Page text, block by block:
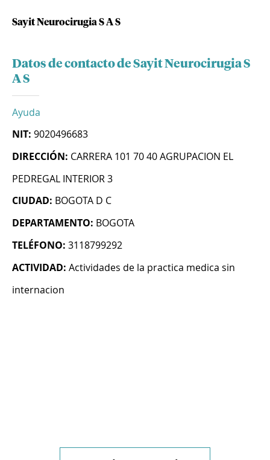
Sayit Neurocirugia S A S
Datos de contacto de Sayit Neurocirugia S
A S
Ayuda
NIT: 9020496683
DIRECCIÓN: CARRERA 101 70 40 AGRUPACION EL
PEDREGAL INTERIOR 3
CIUDAD: BOGOTA D C
DEPARTAMENTO: BOGOTA
TELÉFONO: 3118799292
ACTIVIDAD: Actividades de la practica medica sin
internacion